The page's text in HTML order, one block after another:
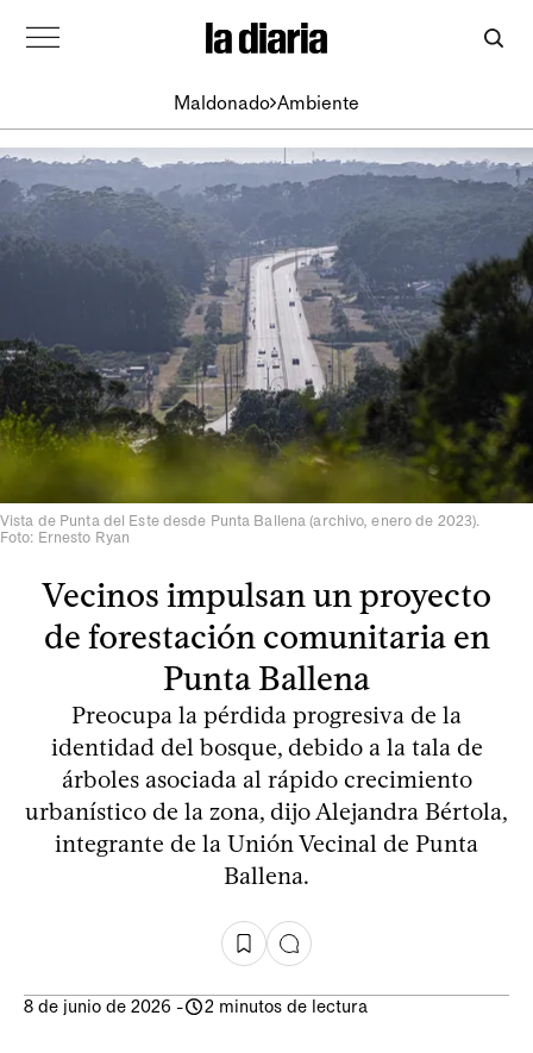
Maldonado Ambiente
Vista de Punta del Este desde Punta Ballena (archivo, enero de 2023).
Foto: Ernesto Ryan
Vecinos impulsan un proyecto
de forestación comunitaria en
Punta Ballena
Preocupa la pérdida progresiva de la
identidad del bosque, debido a la tala de
árboles asociada al rápido crecimiento
urbanístico de la zona, dijo Alejandra Bértola,
integrante de la Unión Vecinal de Punta
Ballena.
8 de junio de 2026 - 2 minutos de lectura